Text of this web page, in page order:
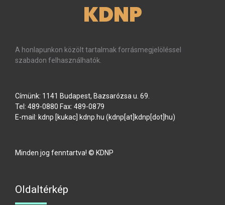
KDNP
A honlapunkon közölt tartalmak forrásmegjelöléssel
szabadon felhasználhatók.
Címünk: 1141 Budapest, Bazsarózsa u. 69.
Tel: 489-0880 Fax: 489-0879
E-mail: kdnp [kukac] kdnp hu (kdnp[at]kdnp[dot]hu)
Minden jog fenntartva! © KDNP
Oldaltérkép